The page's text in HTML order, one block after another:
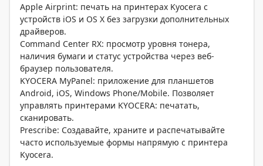
Apple Airprint: печать на принтерах Kyocera с
устройств iOS и OS X без загрузки дополнительных
драйверов.
Command Center RX: просмотр уровня тонера,
наличия бумаги и статус устройства через веб-
браузер пользователя.
KYOCERA MyPanel: приложение для планшетов
Android, iOS, Windows Phone/Mobile. Позволяет
управлять принтерами KYOCERA: печатать,
сканировать.
Prescribe: Создавайте, храните и распечатывайте
часто используемые формы напрямую с принтера
Kyocera.